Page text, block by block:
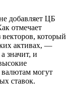
добавляет ЦБ
отмечает
который
активах, —
значит, и
могут
ставок.